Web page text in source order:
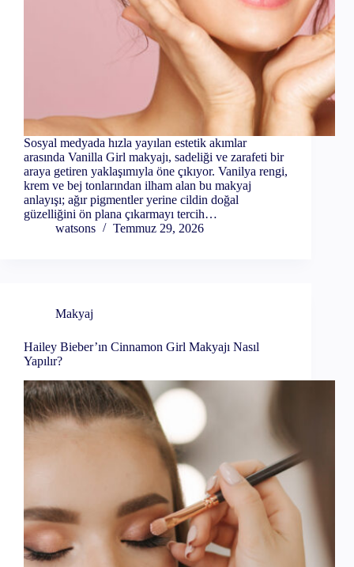
Sosyal medyada hızla yayılan estetik akımlar
arasında Vanilla Girl makyajı, sadeliği ve zarafeti bir
araya getiren yaklaşımıyla öne çıkıyor. Vanilya rengi,
krem ve bej tonlarından ilham alan bu makyaj
anlayışı; ağır pigmentler yerine cildin doğal
güzelliğini ön plana çıkarmayı tercih…
watsons
Temmuz 29, 2026
Makyaj
Hailey Bieber’ın Cinnamon Girl Makyajı Nasıl
Yapılır?